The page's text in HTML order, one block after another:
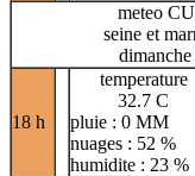
meteo
seine et
18 h
temperature
32.7 C
pluie : 0 MM
nuages : 52 %
humidite : 23 %